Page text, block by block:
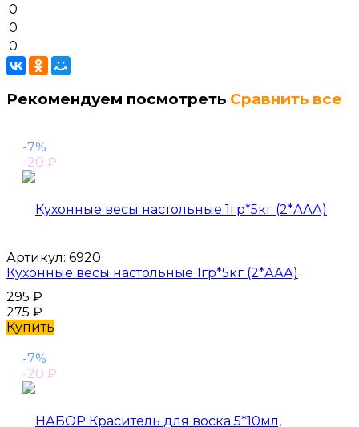
0
0
0
Рекомендуем посмотреть Сравнить все
-7%
-20 ₽
Артикул: 6920
Кухонные весы настольные 1гр*5кг (2*ААА)
295 ₽
275 ₽
Купить
-7%
-20 ₽